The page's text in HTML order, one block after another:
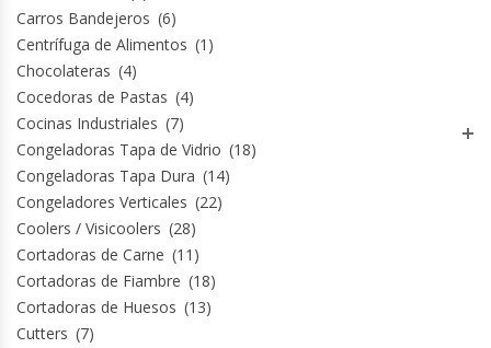
Módulos De Acero Inoxidable
Moledoras De Carne
Molinillos Para Café
Mural De Lácteos
Ofertas Del Mes
Carros Bandejeros (6)
Centrífuga de Alimentos (1)
Chocolateras (4)
Cocedoras de Pastas (4)
Cocinas Industriales (7)
Congeladoras Tapa de Vidrio (18)
Congeladoras Tapa Dura (14)
Congeladores Verticales (22)
Coolers / Visicoolers (28)
Cortadoras de Carne (11)
Cortadoras de Fiambre (18)
Cortadoras de Huesos (13)
Cutters (7)